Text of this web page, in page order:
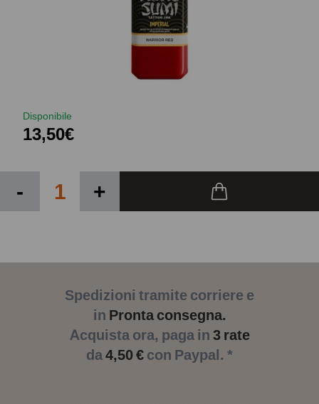
Disponibile
13,50€
- +
Spedizioni tramite corriere e
in Pronta consegna.
Acquista ora, paga in 3 rate
da4,50 € con Paypal. *